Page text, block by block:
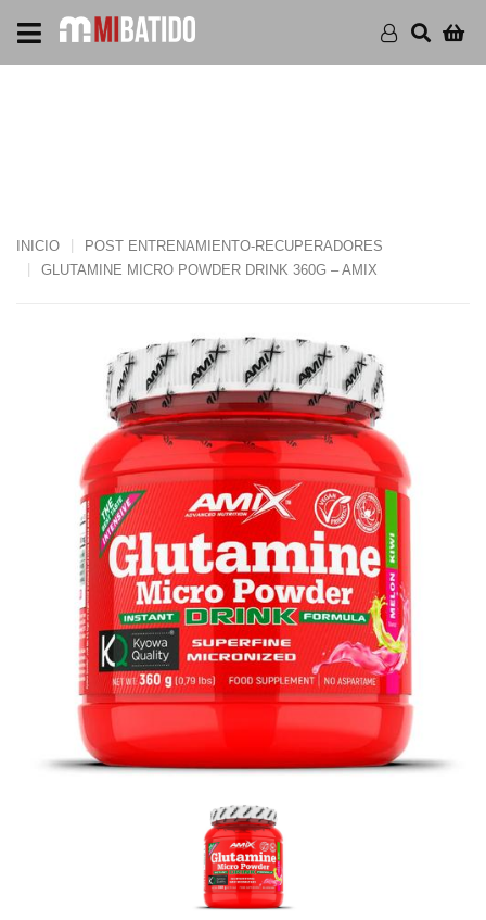
INICIO
POST ENTRENAMIENTO-RECUPERADORES
GLUTAMINE MICRO POWDER DRINK 360G – AMIX